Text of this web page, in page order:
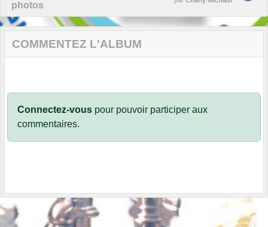
photos
COMMENTEZ L'ALBUM
Connectez-vous pour pouvoir participer aux
commentaires.